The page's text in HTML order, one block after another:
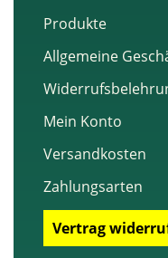
Produkte
Allgemeine
Mein Konto
Versandkosten
Zahlungsarten
Vertrag